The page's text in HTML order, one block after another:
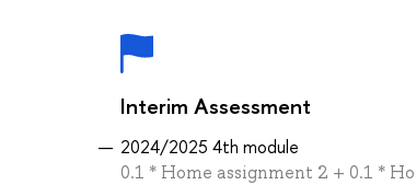
Interim Assessment
2024/2025 4th module
0.1 * Home assignment 2 + 0.1 *